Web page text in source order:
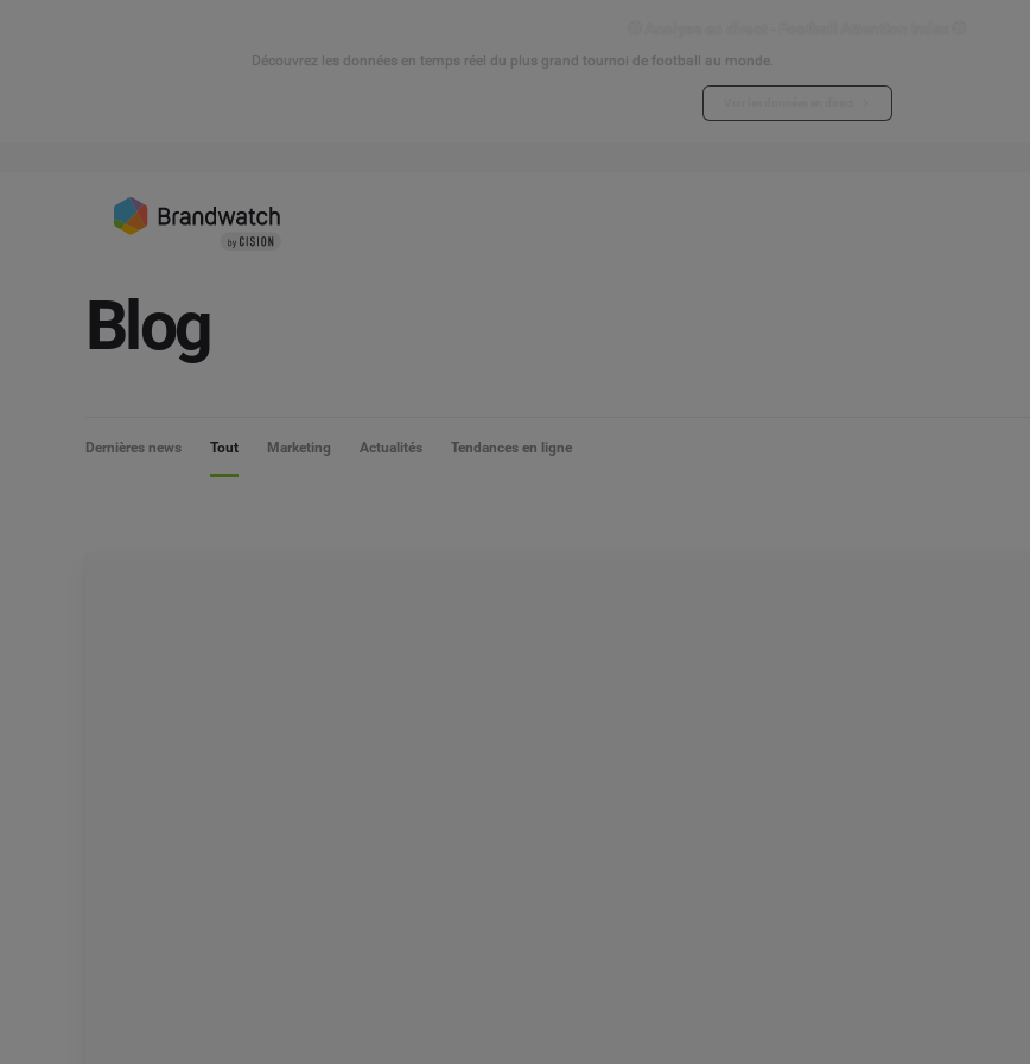
Découvrez les données en temps réel du plus grand tournoi de football au monde.
Blog
Dernières news Tout Marketing Actualités Tendances en ligne